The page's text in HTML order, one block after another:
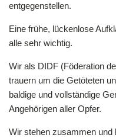
entgegenstellen.
Eine frühe, lückenlose
alle sehr wichtig.
Wir als DIDF (Föderation
trauern um die Getöteten
baldige und vollständige
Angehörigen aller Opfer.
Wir stehen zusammen und